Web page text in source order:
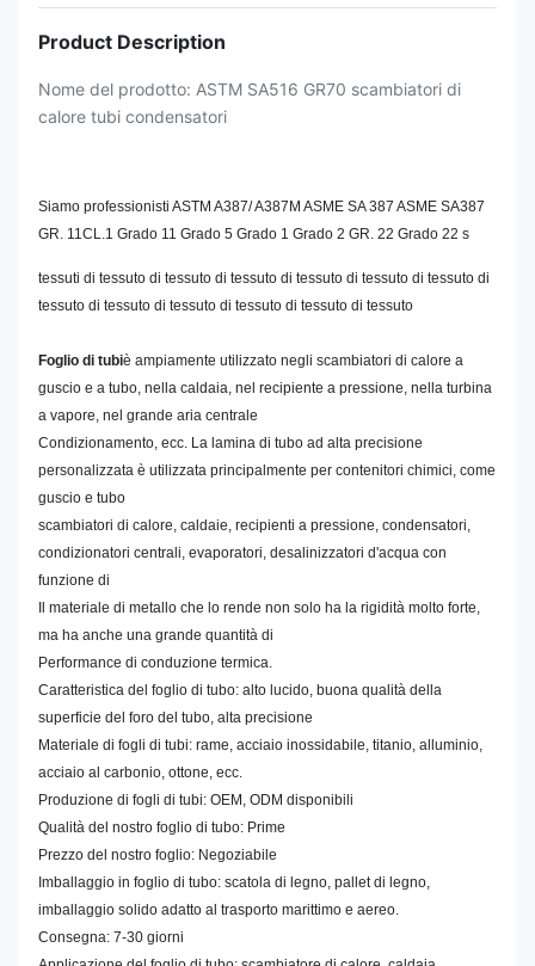
Product Description
Nome del prodotto: ASTM SA516 GR70 scambiatori di
calore tubi condensatori
Siamo professionisti ASTM A387/ A387M ASME SA 387 ASME SA387
GR. 11CL.1 Grado 11 Grado 5 Grado 1 Grado 2 GR. 22 Grado 22 s
tessuti di tessuto di tessuto di tessuto di tessuto di tessuto di tessuto di
tessuto di tessuto di tessuto di tessuto di tessuto di tessuto
Foglio di tubiè ampiamente utilizzato negli scambiatori di calore a
guscio e a tubo, nella caldaia, nel recipiente a pressione, nella turbina
a vapore, nel grande aria centrale
Condizionamento, ecc. La lamina di tubo ad alta precisione
personalizzata è utilizzata principalmente per contenitori chimici, come
guscio e tubo
scambiatori di calore, caldaie, recipienti a pressione, condensatori,
condizionatori centrali, evaporatori, desalinizzatori d'acqua con
funzione di
Il materiale di metallo che lo rende non solo ha la rigidità molto forte,
ma ha anche una grande quantità di
Performance di conduzione termica.
Caratteristica del foglio di tubo: alto lucido, buona qualità della
superficie del foro del tubo, alta precisione
Materiale di fogli di tubi: rame, acciaio inossidabile, titanio, alluminio,
acciaio al carbonio, ottone, ecc.
Produzione di fogli di tubi: OEM, ODM disponibili
Qualità del nostro foglio di tubo: Prime
Prezzo del nostro foglio: Negoziabile
Imballaggio in foglio di tubo: scatola di legno, pallet di legno,
imballaggio solido adatto al trasporto marittimo e aereo.
Consegna: 7-30 giorni